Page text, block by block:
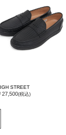
STREET
27,500(税込)